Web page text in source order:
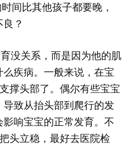
比其他孩子都要晚，
？
关系，而是因为他的肌
疾病。一般来说，在宝
撑头部了。偶尔有些宝宝
致从抬头部到爬行的发
响宝宝的正常发育。不
头立稳，最好去医院检